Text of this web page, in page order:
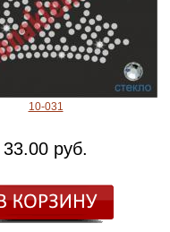
10-031
33.00 руб.